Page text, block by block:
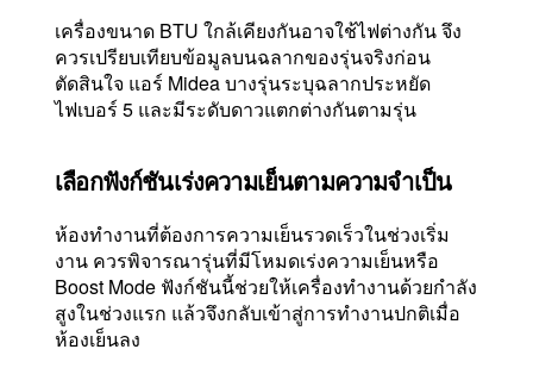
เครื่องขนาด BTU ใกล้เคียงกันอาจใช้ไฟต่างกัน จึง
ควรเปรียบเทียบข้อมูลบนฉลากของรุ่นจริงก่อน
ตัดสินใจ แอร์ Midea บางรุ่นระบุฉลากประหยัด
ไฟเบอร์ 5 และมีระดับดาวแตกต่างกันตามรุ่น
เลือกฟังก์ชันเร่งความเย็นตามความจำเป็น
ห้องทำงานที่ต้องการความเย็นรวดเร็วในช่วงเริ่ม
งาน ควรพิจารณารุ่นที่มีโหมดเร่งความเย็นหรือ
Boost Mode ฟังก์ชันนี้ช่วยให้เครื่องทำงานด้วยกำลัง
สูงในช่วงแรก แล้วจึงกลับเข้าสู่การทำงานปกติเมื่อ
ห้องเย็นลง